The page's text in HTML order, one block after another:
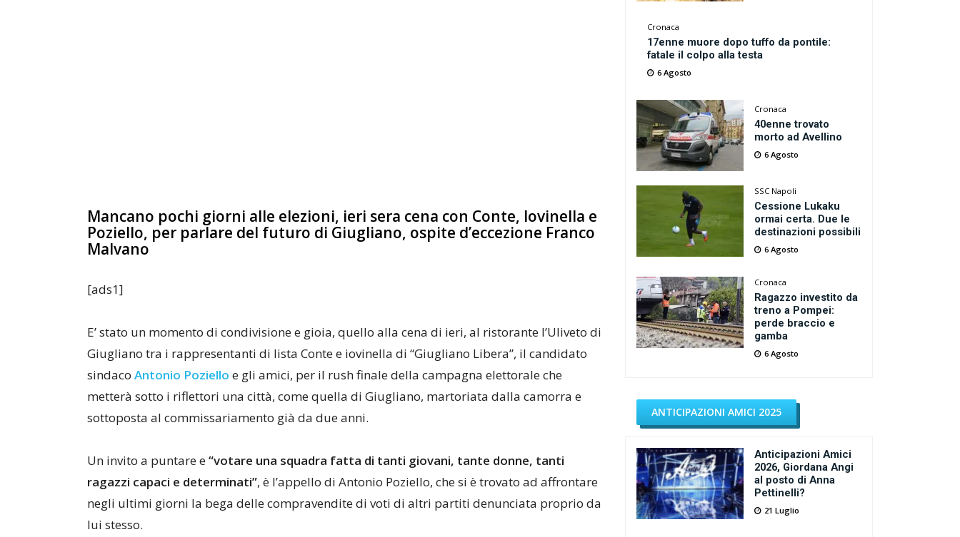
Mancano pochi giorni alle elezioni, ieri sera cena con Conte, Iovinella e
Poziello, per parlare del futuro di Giugliano, ospite d’eccezione Franco
Malvano
[ads1]
E’ stato un momento di condivisione e gioia, quello alla cena di ieri, al ristorante l’Uliveto di
Giugliano tra i rappresentanti di lista Conte e iovinella di “Giugliano Libera”, il candidato
sindaco Antonio Poziello e gli amici, per il rush finale della campagna elettorale che
metterà sotto i riflettori una città, come quella di Giugliano, martoriata dalla camorra e
sottoposta al commissariamento già da due anni.
Un invito a puntare e“votare una squadra fatta di tanti giovani, tante donne, tanti
ragazzi capaci e determinati”, è l’appello di Antonio Poziello, che si è trovato ad affrontare
negli ultimi giorni la bega delle compravendite di voti di altri partiti denunciata proprio da
lui stesso.
Cronaca
17enne muore dopo tuffo da pontile:
fatale il colpo alla testa
6 Agosto
Cronaca
40enne trovato
morto ad Avellino
6 Agosto
SSC Napoli
Cessione Lukaku
ormai certa. Due le
destinazioni possibili
6 Agosto
Cronaca
Ragazzo investito da
treno a Pompei:
perde braccio e
gamba
6 Agosto
ANTICIPAZIONI AMICI 2025
Anticipazioni Amici
2026, Giordana Angi
al posto di Anna
Pettinelli?
21 Luglio